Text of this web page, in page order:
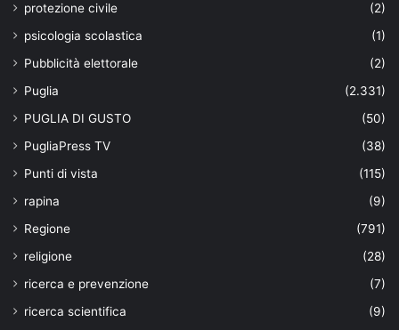
protezione civile
(2)
psicologia scolastica
(1)
Pubblicità elettorale
(2)
Puglia
(2.331)
PUGLIA DI GUSTO
(50)
PugliaPress TV
(38)
Punti di vista
(115)
rapina
(9)
Regione
(791)
religione
(28)
ricerca e prevenzione
(7)
ricerca scientifica
(9)